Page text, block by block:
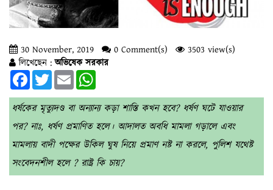
30 November, 2019 0 Comment(s)
3503 view(s)
লিখেছেন :অভিষেক সরকার
FacebookTwitterEmail
ধর্ষকের মৃত্যুদণ্ড বা অন্যান্য কড়া শাস্তি কখন হবে? ধর্ষণ ঘটে যাওয়ার
পর? নাঃ, ধর্ষণ প্রমাণিত হলে। আদালত অবধি মামলা গড়ালে এবং
মামলায় বাদী পক্ষের উকিল ঘুষ নিয়ে প্রমাণ নষ্ট না করলে, পুলিশ যথেষ্ট
সংবেদনশীল হলে ? রাষ্ট্র কি চায়?